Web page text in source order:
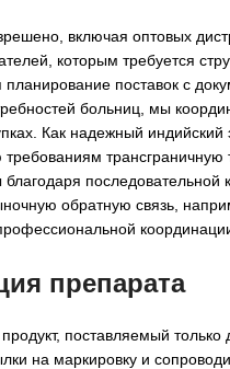
включая оптовых
которым требуется
поставок с
больниц, мы
Как надежный
обратную связь,
препарата
поставляемый
на маркировку и